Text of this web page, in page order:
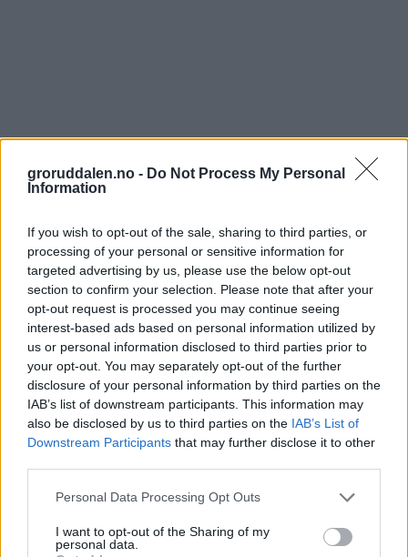
groruddalen.no - Do Not Process My Personal
Information
If you wish to opt-out of the sale, sharing to third parties, or
processing of your personal or sensitive information for
targeted advertising by us, please use the below opt-out
section to confirm your selection. Please note that after your
opt-out request is processed you may continue seeing
interest-based ads based on personal information utilized by
us or personal information disclosed to third parties prior to
your opt-out. You may separately opt-out of the further
disclosure of your personal information by third parties on the
IAB’s list of downstream participants. This information may
also be disclosed by us to third parties on the IAB’s List of
Downstream Participants that may further disclose it to other
Personal Data Processing Opt Outs
I want to opt-out of the Sharing of my
personal data.